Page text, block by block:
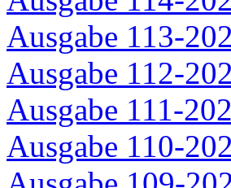
Ausgabe 113-
Ausgabe 112-
Ausgabe 111-
Ausgabe 110-